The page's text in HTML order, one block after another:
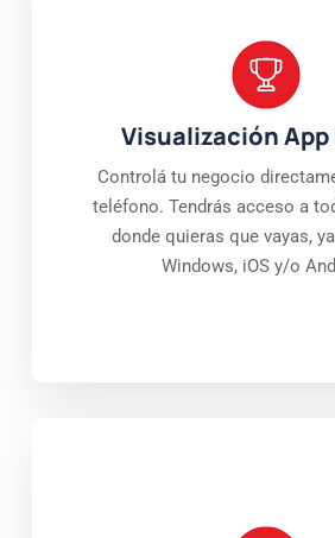
Visualización App
Controlá tu negocio
teléfono. Tendrás acceso a
donde quieras que vayas,
Windows, iOS y/o